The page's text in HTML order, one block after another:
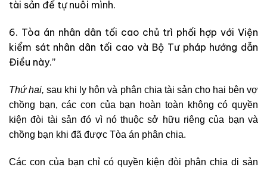
tài sản để tự nuôi mình.
6. Tòa án nhân dân tối cao chủ trì phối hợp với Viện
kiểm sát nhân dân tối cao và Bộ Tư pháp hướng dẫn
Điều này.”
Thứ hai, sau khi ly hôn và phân chia tài sản cho hai bên vợ
chồng bạn, các con của bạn hoàn toàn không có quyền
kiện đòi tài sản đó vì nó thuộc sở hữu riêng của bạn và
chồng bạn khi đã được Tòa án phân chia.
Các con của bạn chỉ có quyền kiện đòi phân chia di sản